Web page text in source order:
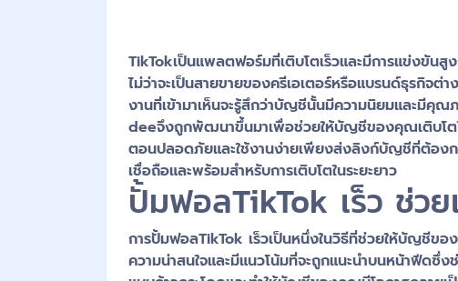
TikTokเป็นแพลตฟอร์มที่เติบโตเร็วและมีการแข่งขั
ไม่ว่าจะเป็นสายขายของครีเอเตอร์หรือแบรนด์ธุรกิจ
งานที่เข้ามาเห็นจะรู้สึกว่าบัญชีนั้นมีความนิยมและมีคุ
deeจึงถูกพัฒนาขึ้นมาเพื่อช่วยให้บัญชีของคุณเติบโตไ
ตอนปลอดภัยและใช้งานง่ายเพียงส่งลิงก์บัญชีที่ต้อง
เชื่อถือและพร้อมสำหรับการเติบโตในระยะยาว
ปั้มฟอลTikTok เร็ว ช่วย
การปั้มฟอลTikTok เร็วเป็นหนึ่งในวิธีที่ช่วยให้บัญชีข
ความน่าสนใจและมีแนวโน้มที่จะถูกแนะนำบนหน้าฟีดซึ่